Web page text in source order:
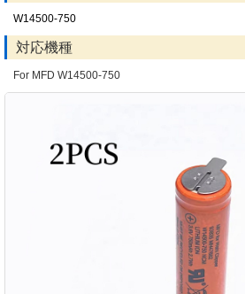
W14500-750
対応機種
For MFD W14500-750